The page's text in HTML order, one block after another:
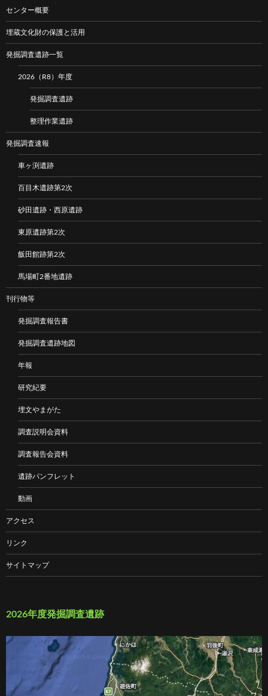
センター概要
埋蔵文化財の保護と活用
発掘調査遺跡一覧
2026（R8）年度
発掘調査遺跡
整理作業遺跡
発掘調査速報
車ヶ渕遺跡
百目木遺跡第2次
砂田遺跡・西原遺跡
東原遺跡第2次
飯田館跡第2次
馬場町2番地遺跡
刊行物等
発掘調査報告書
発掘調査遺跡地図
年報
研究紀要
埋文やまがた
調査説明会資料
調査報告会資料
遺跡パンフレット
動画
アクセス
リンク
サイトマップ
2026年度発掘調査遺跡